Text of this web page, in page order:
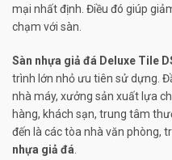
mại nhất định. Điều đó giúp
chạm với sàn.
Sàn nhựa giả đá Deluxe Tile
trình lớn nhỏ ưu tiên sử dựng.
nhà máy, xưởng sản xuất lựa
hàng, khách sạn, trung tâm
đến là các tòa nhà văn phòng,
nhựa giả đá.